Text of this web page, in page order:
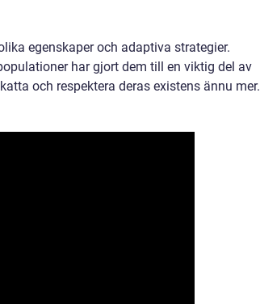
egenskaper och adaptiva strategier.
har gjort dem till en viktig del av
och respektera deras existens ännu mer.